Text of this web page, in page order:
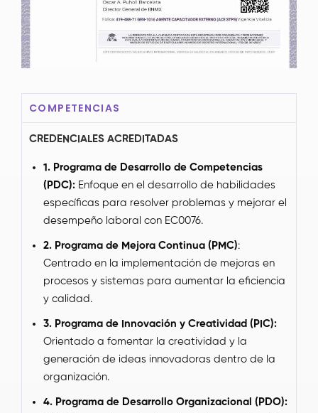
COMPETENCIAS
CREDENCIALES ACREDITADAS
1. Programa de Desarrollo de Competencias
(PDC): Enfoque en el desarrollo de habilidades
específicas para resolver problemas y mejorar el
desempeño laboral con EC0076.
2. Programa de Mejora Continua (PMC):
Centrado en la implementación de mejoras en
procesos y sistemas para aumentar la eficiencia
y calidad.
3. Programa de Innovación y Creatividad (PIC):
Orientado a fomentar la creatividad y la
generación de ideas innovadoras dentro de la
organización.
4. Programa de Desarrollo Organizacional (PDO):